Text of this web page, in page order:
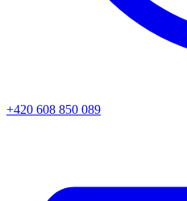
+420 608 850 089